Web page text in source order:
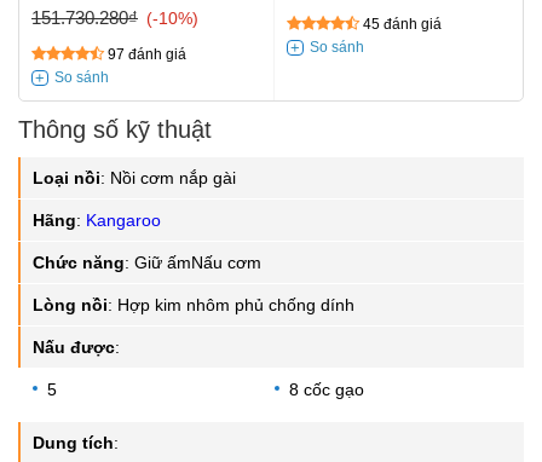
151.730.280₫
-10%
97 đánh giá
45 đánh giá
Thông số kỹ thuật
Loại nồi: Nồi cơm nắp gài
Hãng: Kangaroo
Chức năng: Giữ ấmNấu cơm
Lòng nồi: Hợp kim nhôm phủ chống dính
Nấu được:
5 8 cốc gạo
Dung tích: